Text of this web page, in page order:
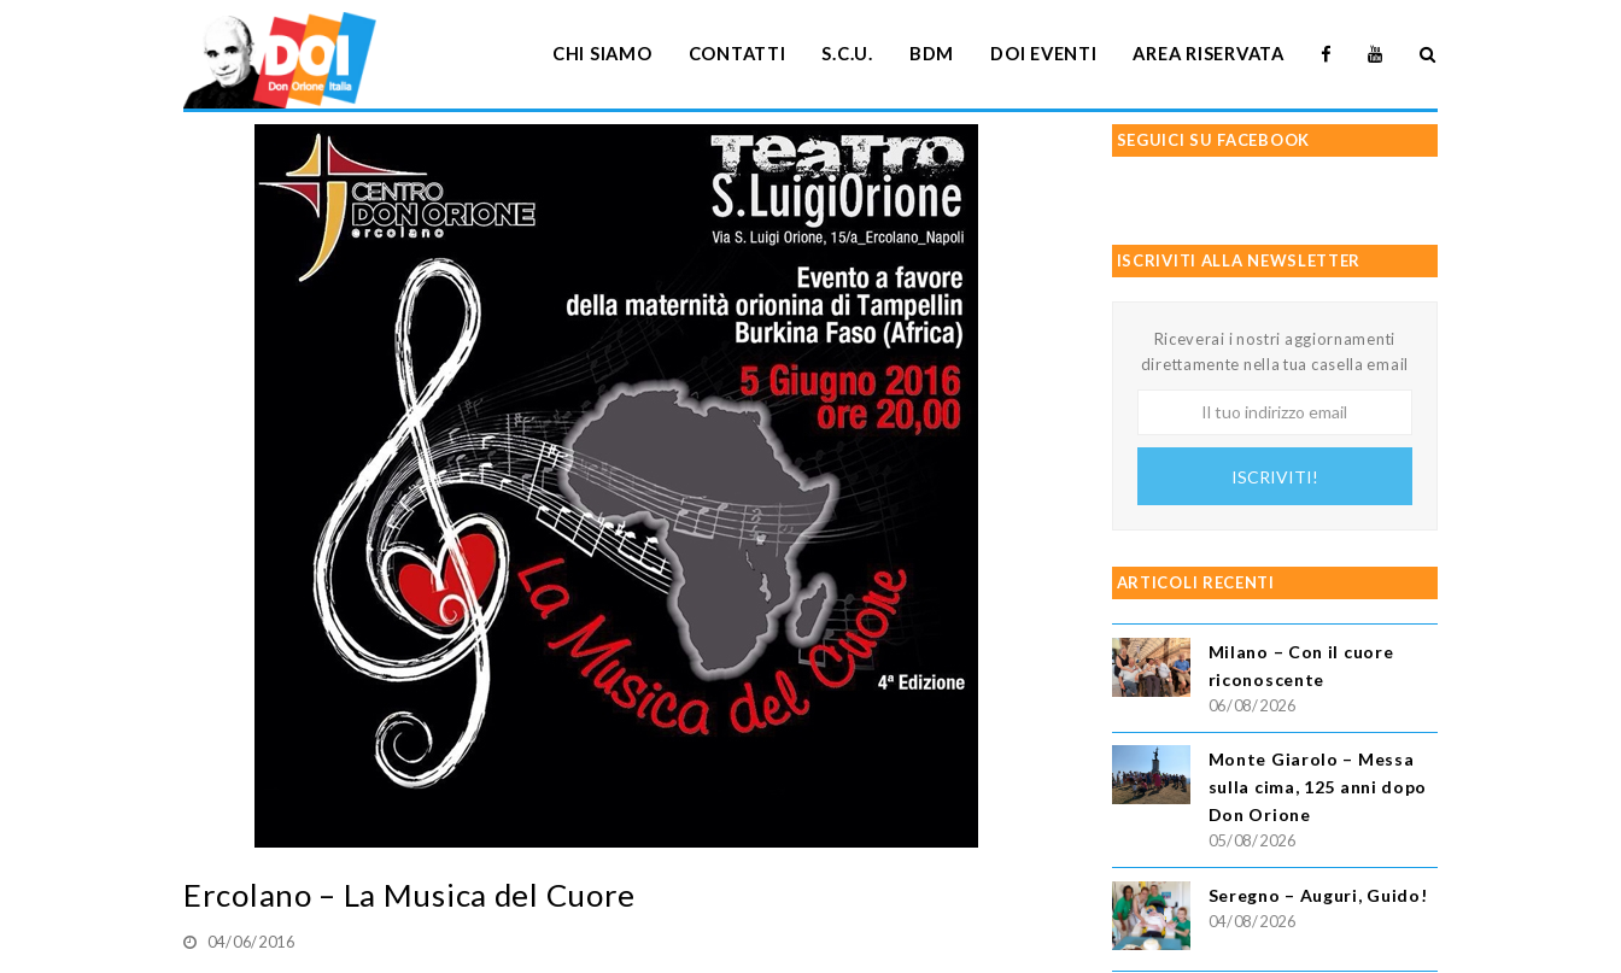
CHI SIAMO CONTATTI S.C.U. BDM DOI EVENTI AREA RISERVATA
Ercolano – La Musica del Cuore
04/06/2016
SEGUICI SU FACEBOOK
ISCRIVITI ALLA NEWSLETTER
Riceverai i nostri aggiornamenti
direttamente nella tua casella email
ISCRIVITI!
ARTICOLI RECENTI
Milano – Con il cuore
riconoscente
06/08/2026
Monte Giarolo – Messa
sulla cima, 125 anni dopo
Don Orione
05/08/2026
Seregno – Auguri, Guido!
04/08/2026